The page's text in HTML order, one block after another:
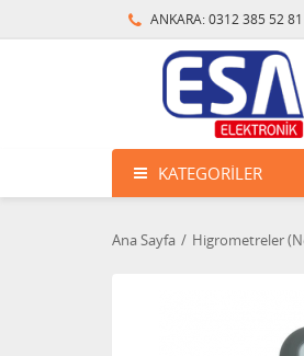
ANKARA: 0312 385 52 81
KATEGORILER
Ana Sayfa Higrometreler